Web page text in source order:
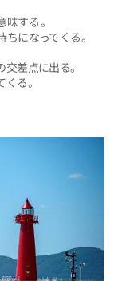
する 。
になってくる。
差点に出る。
る。